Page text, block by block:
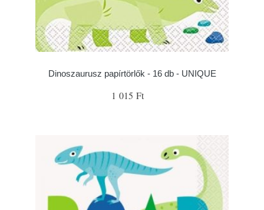
Dinoszaurusz papírtörlők - 16 db - UNIQUE
1 015 Ft